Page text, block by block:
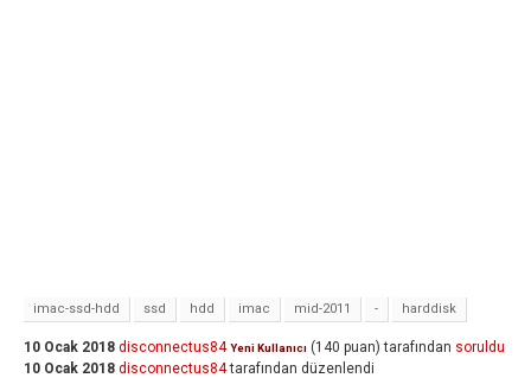
imac-ssd-hdd ssd hdd imac mid-2011 - harddisk
10 Ocak 2018 disconnectus84 Yeni Kullanıcı (140 puan) tarafından soruldu
10 Ocak 2018 disconnectus84tarafından düzenlendi